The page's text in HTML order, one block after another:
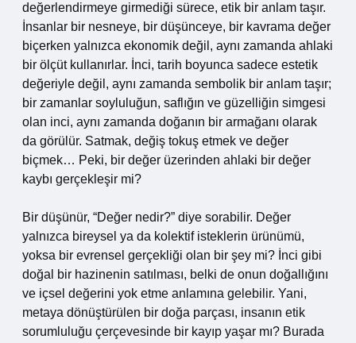
değerlendirmeye girmediği sürece, etik bir anlam taşır.
İnsanlar bir nesneye, bir düşünceye, bir kavrama değer
biçerken yalnızca ekonomik değil, aynı zamanda ahlaki
bir ölçüt kullanırlar. İnci, tarih boyunca sadece estetik
değeriyle değil, aynı zamanda sembolik bir anlam taşır;
bir zamanlar soyluluğun, saflığın ve güzelliğin simgesi
olan inci, aynı zamanda doğanın bir armağanı olarak
da görülür. Satmak, değiş tokuş etmek ve değer
biçmek… Peki, bir değer üzerinden ahlaki bir değer
kaybı gerçekleşir mi?
Bir düşünür, “Değer nedir?” diye sorabilir. Değer
yalnızca bireysel ya da kolektif isteklerin ürünümü,
yoksa bir evrensel gerçekliği olan bir şey mi? İnci gibi
doğal bir hazinenin satılması, belki de onun doğallığını
ve içsel değerini yok etme anlamına gelebilir. Yani,
metaya dönüştürülen bir doğa parçası, insanın etik
sorumluluğu çerçevesinde bir kayıp yaşar mı? Burada